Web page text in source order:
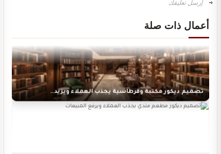
أعمال ذات صلة
تصميم ديكور مكتبة وقرطاسية يجذب العملاء ويزيد…